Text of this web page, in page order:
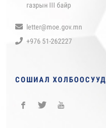
газрын III байр
letter@moe.gov.mn
+976 51-262227
СОШИАЛ ХОЛБООСУУД